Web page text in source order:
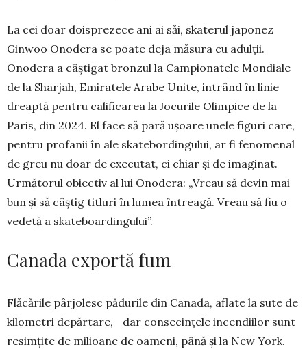
La cei doar doisprezece ani ai săi, skaterul japonez
Ginwoo Onodera se poate deja măsura cu adulții.
Onodera a câștigat bronzul la Campionatele Mondiale
de la Sharjah, Emiratele Arabe Unite, in­trând în linie
dreaptă pentru calificarea la Jocurile Olimpice de la
Paris, din 2024. El face să pară ușoare unele figuri care,
pentru profanii în ale skatebordingului, ar fi feno­menal
de greu nu doar de executat, ci chiar și de imaginat.
Următorul obiectiv al lui Onodera: „Vreau să devin mai
bun și să câș­tig titluri în lumea întreagă. Vreau să fiu o
vedetă a skateboardingului”.
Canada exportă fum
Flăcările pârjolesc pădurile din Ca­nada, aflate la sute de
kilometri depărtare, dar consecințele incendiilor sunt
resimțite de mili­oane de oameni, până și la New York.